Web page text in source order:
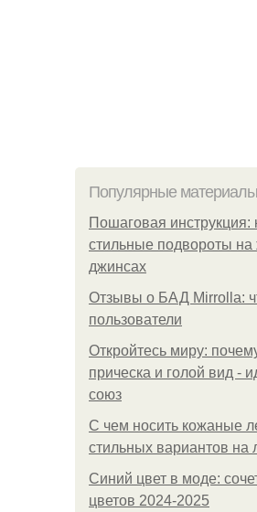
Популярные материалы
Пошаговая инструкция:
стильные подвороты на
джинсах
Отзывы о БАД Mirrolla:
пользователи
Откройтесь миру:
прическа и голой вид -
союз
С чем носить кожаные
стильных вариантов на
Синий цвет в моде:
цветов 2024-2025